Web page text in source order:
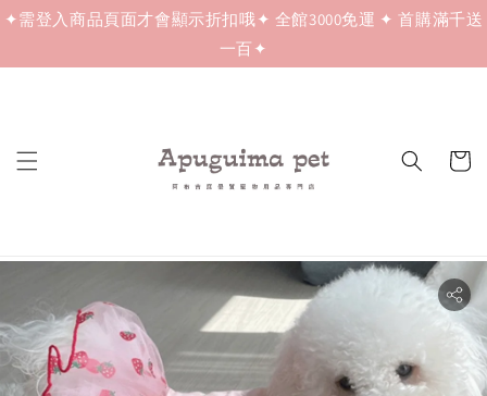
✦需登入商品頁面才會顯示折扣哦✦ 全館3000免運 ✦ 首購滿千送
一百✦